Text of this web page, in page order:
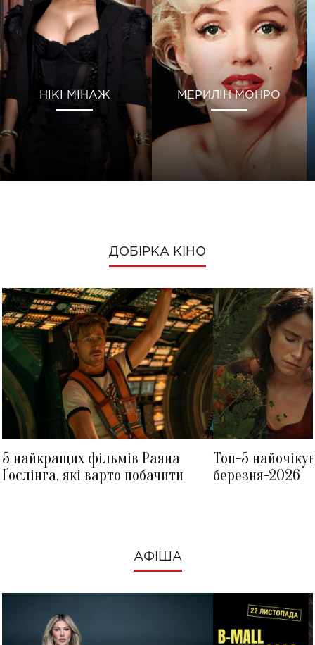
НІКІ МІНАЖ МЕРИЛІН МОНРО
ДОБІРКА КІНО
5 найкращих фільмів Раяна
Ґослінга, які варто побачити
Топ-5
березня-2026
АФІША